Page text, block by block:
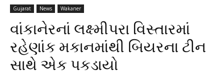
Gujarat News Wakaner
વાંકાનેરનાં લક્ષ્મીપરા વિસ્તારમાં
રહેણાંક મકાનમાંથી બિયરના ટીન
સાથે એક પકડાયો